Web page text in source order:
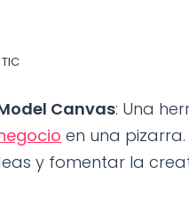
Canvas: Una
en una
y fomentar la